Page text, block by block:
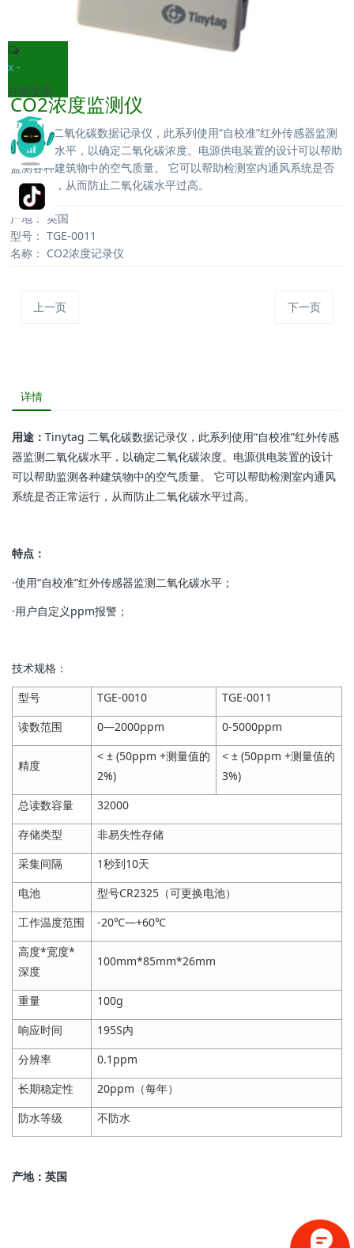
CO2浓度监测仪
Tinytag 二氧化碳数据记录仪，此系列使用“自校准”红外传感器监测
二氧化碳水平，以确定二氧化碳浓度。电源供电装置的设计可以帮助
监测各种建筑物中的空气质量。 它可以帮助检测室内通风系统是否
正常运行，从而防止二氧化碳水平过高。
产地： 英国
型号： TGE-0011
名称： CO2浓度记录仪
上一页 下一页
详情
用途： Tinytag 二氧化碳数据记录仪，此系列使用“自校准”红外传感
器监测二氧化碳水平，以确定二氧化碳浓度。电源供电装置的设计
可以帮助监测各种建筑物中的空气质量。 它可以帮助检测室内通风
系统是否正常运行，从而防止二氧化碳水平过高。
特点：
·使用“自校准”红外传感器监测二氧化碳水平；
·用户自定义ppm报警；
技术规格：
型号
TGE-0010
TGE-0011
读数范围
0—2000ppm 0-5000ppm
精度
< ± (50ppm +测量值的
2%)
< ± (50ppm +测量值的
3%)
总读数容量
32000
存储类型
非易失性存储
采集间隔
1秒到10天
电池
型号CR2325（可更换电池）
工作温度范围
-20℃—+60℃
高度*宽度*
深度
100mm*85mm*26mm
重量
100g
响应时间
195S内
分辨率
0.1ppm
长期稳定性
20ppm（每年）
防水等级
不防水
产地：英国
x -
在线交流